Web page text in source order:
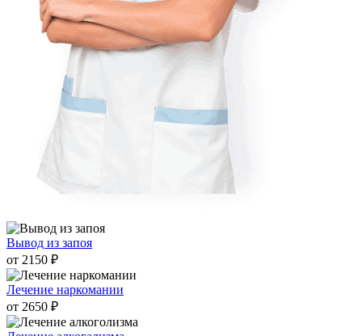
Вывод из запоя
от 2150 ₽
Лечение наркомании
от 2650 ₽